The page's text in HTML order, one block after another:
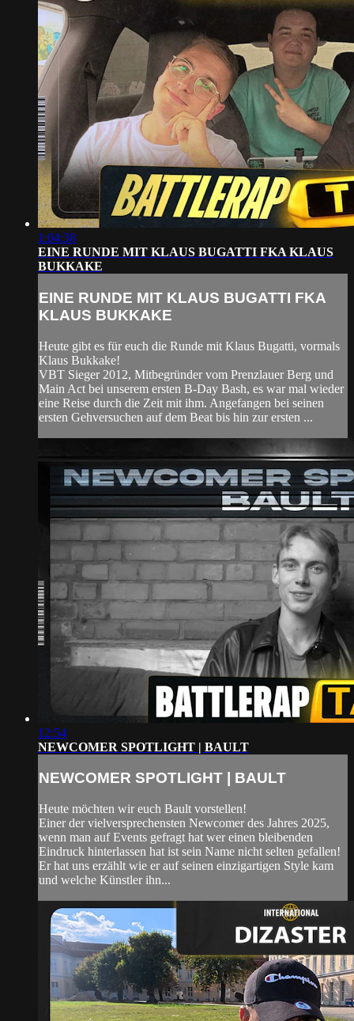
1:04:38
EINE RUNDE MIT KLAUS BUGATTI FKA KLAUS
BUKKAKE
EINE RUNDE MIT KLAUS BUGATTI FKA
KLAUS BUKKAKE
Heute gibt es für euch die Runde mit Klaus Bugatti, vormals
Klaus Bukkake!
VBT Sieger 2012, Mitbegründer vom Prenzlauer Berg und
Main Act bei unserem ersten B-Day Bash, es war mal wieder
eine Reise durch die Zeit mit ihm. Angefangen bei seinen
ersten Gehversuchen auf dem Beat bis hin zur ersten ...
12:54
NEWCOMER SPOTLIGHT | BAULT
NEWCOMER SPOTLIGHT | BAULT
Heute möchten wir euch Bault vorstellen!
Einer der vielversprechensten Newcomer des Jahres 2025,
wenn man auf Events gefragt hat wer einen bleibenden
Eindruck hinterlassen hat ist sein Name nicht selten gefallen!
Er hat uns erzählt wie er auf seinen einzigartigen Style kam
und welche Künstler ihn...